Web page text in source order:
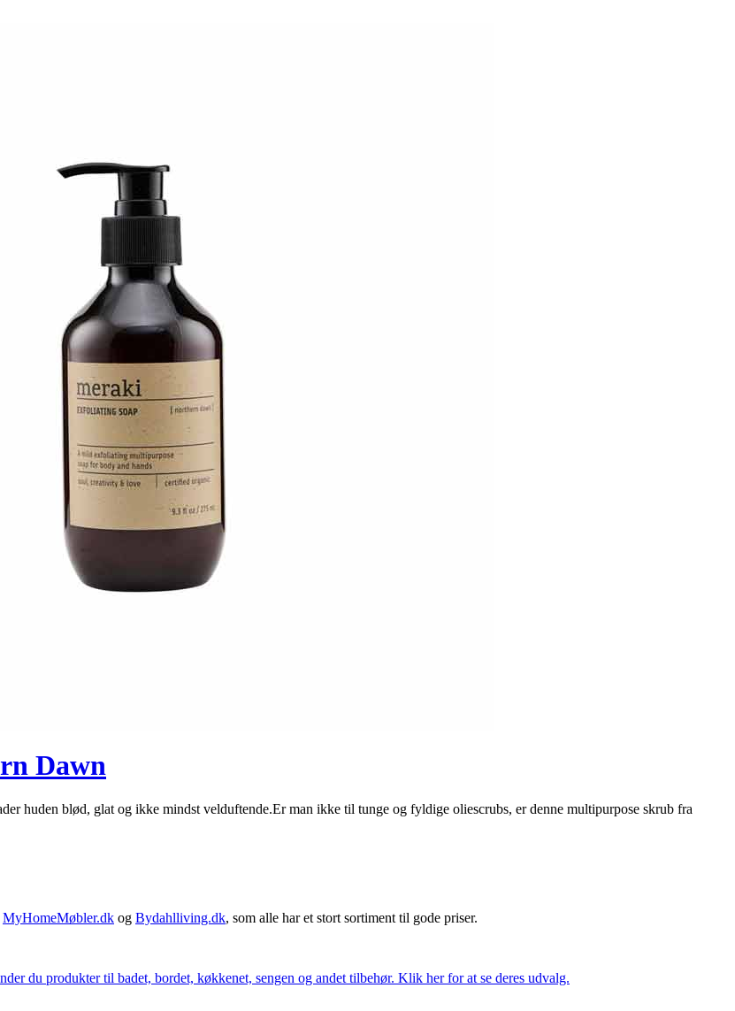
Dawn
huden blød, glat og ikke mindst velduftende.Er man ikke til tunge og fyldige oliescrubs, er denne multipurpose skrub fra
MyHomeMøbler.dk og Bydahlliving.dk, som alle har et stort sortiment til gode priser.
du produkter til badet, bordet, køkkenet, sengen og andet tilbehør. Klik her for at se deres udvalg.